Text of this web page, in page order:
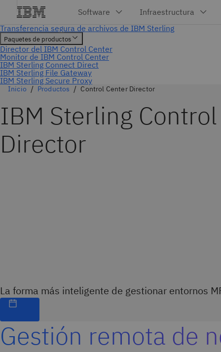
Inicio Productos Control Center Director
IBM Sterling
Director
La forma más inteligente de gestionar entornos
Gestión remota de